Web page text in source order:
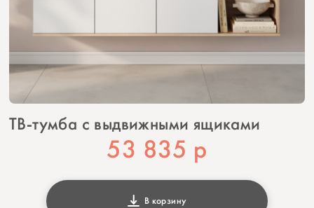
ТВ-тумба с выдвижными ящиками
53 835 р
В корзину